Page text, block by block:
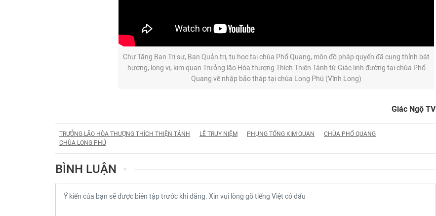
Chư Tăng Ban Trị sự, Ban Quản trị, tu học tại chùa Phổ Quang, môn đồ pháp quyến đã cung thỉnh bát
hương, long vị, kim quan Trưởng lão Hòa thượng Thích Thiện Tánh từ Giác linh đường tại chùa Phổ
Quang về nhập bảo tháp tại chùa Long Phú (Vĩnh Long)
Giác Ngộ TV
TRƯỞNG LÃO HÒA THƯỢNG THÍCH THIỆN TÁNH LỄ TRUY NIỆM PHỤNG TỐNG KIM QUAN
CHÙA PHỔ QUANG
CHÙA LONG PHÚ
BÌNH LUẬN